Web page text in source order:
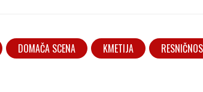
DOMAČA SCENA KMETIJA